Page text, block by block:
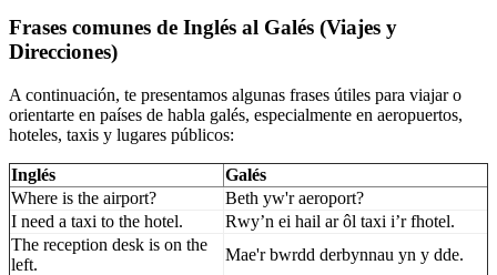
Frases comunes de Inglés al Galés (Viajes y
Direcciones)
A continuación, te presentamos algunas frases útiles para viajar o
orientarte en países de habla galés, especialmente en aeropuertos,
hoteles, taxis y lugares públicos:
Inglés
Galés
Where is the airport?
Beth yw'r aeroport?
I need a taxi to the hotel.
Rwy’n ei hail ar ôl taxi i’r fhotel.
The reception desk is on the
left.
Mae'r bwrdd derbynnau yn y dde.